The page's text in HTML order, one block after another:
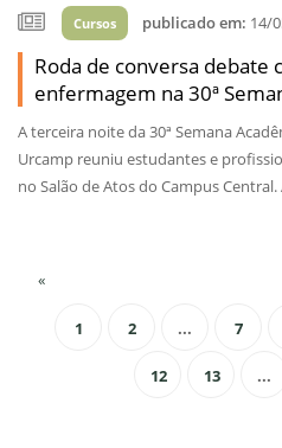
Cursos publicado em: 14/
Roda de conversa debate
enfermagem na 30ª
A terceira noite da 30ª Semana
Urcamp reuniu estudantes e
no Salão de Atos do Campus
«
1 2 ... 7
12 13 ...